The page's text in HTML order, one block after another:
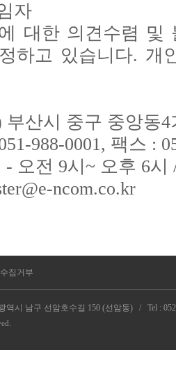
자
대한 의견수렴 및
하고 있습니다. 개
부산시 중구 중앙동
988-0001, 팩스 :
오전 9시~ 오후 6
ncom.co.kr
집거부
역시 남구 선암호수길 150 (선암동) / Tel :